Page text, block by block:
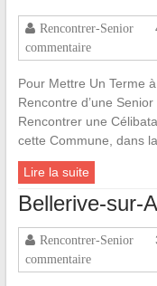
Rencontrer-Senior
commentaire
Pour Mettre Un Terme
Rencontre d’une
Rencontrer une
cette Commune, dans
Lire la suite
Bellerive-sur-
Rencontrer-Senior
commentaire